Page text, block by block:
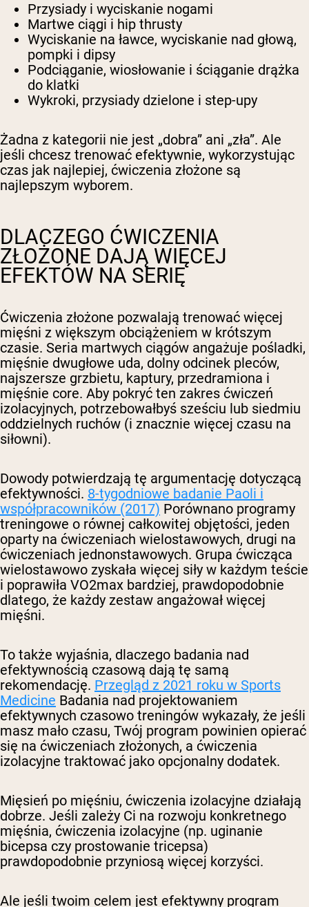
Przysiady i wyciskanie nogami
Martwe ciągi i hip thrusty
Wyciskanie na ławce, wyciskanie nad głową,
pompki i dipsy
Podciąganie, wiosłowanie i ściąganie drążka
do klatki
Wykroki, przysiady dzielone i step-upy
Żadna z kategorii nie jest „dobra” ani „zła”. Ale
jeśli chcesz trenować efektywnie, wykorzystując
czas jak najlepiej, ćwiczenia złożone są
najlepszym wyborem.
DLACZEGO ĆWICZENIA
ZŁOŻONE DAJĄ WIĘCEJ
EFEKTÓW NA SERIĘ
Ćwiczenia złożone pozwalają trenować więcej
mięśni z większym obciążeniem w krótszym
czasie. Seria martwych ciągów angażuje pośladki,
mięśnie dwugłowe uda, dolny odcinek pleców,
najszersze grzbietu, kaptury, przedramiona i
mięśnie core. Aby pokryć ten zakres ćwiczeń
izolacyjnych, potrzebowałbyś sześciu lub siedmiu
oddzielnych ruchów (i znacznie więcej czasu na
siłowni).
Dowody potwierdzają tę argumentację dotyczącą
efektywności. 8-tygodniowe badanie Paoli i
współpracowników (2017) Porównano programy
treningowe o równej całkowitej objętości, jeden
oparty na ćwiczeniach wielostawowych, drugi na
ćwiczeniach jednonstawowych. Grupa ćwicząca
wielostawowo zyskała więcej siły w każdym teście
i poprawiła VO2max bardziej, prawdopodobnie
dlatego, że każdy zestaw angażował więcej
mięśni.
To także wyjaśnia, dlaczego badania nad
efektywnością czasową dają tę samą
rekomendację. Przegląd z 2021 roku w Sports
Medicine Badania nad projektowaniem
efektywnych czasowo treningów wykazały, że jeśli
masz mało czasu, Twój program powinien opierać
się na ćwiczeniach złożonych, a ćwiczenia
izolacyjne traktować jako opcjonalny dodatek.
Mięsień po mięśniu, ćwiczenia izolacyjne działają
dobrze. Jeśli zależy Ci na rozwoju konkretnego
mięśnia, ćwiczenia izolacyjne (np. uginanie
bicepsa czy prostowanie tricepsa)
prawdopodobnie przyniosą więcej korzyści.
Ale jeśli twoim celem jest efektywny program